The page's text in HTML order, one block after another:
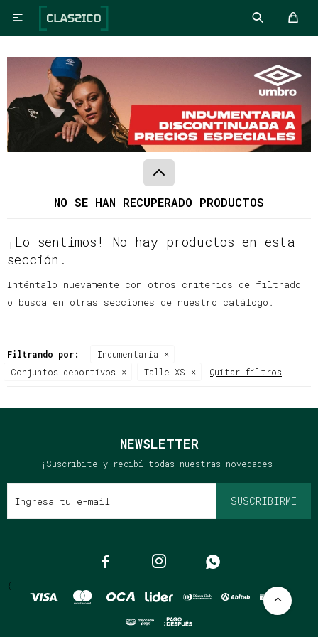

NO SE HAN RECUPERADO PRODUCTOS
¡Lo sentimos! No hay productos en esta
sección.
Inténtalo nuevamente con otros criterios de filtrado
o busca en otras secciones de nuestro catálogo.
Filtrando por:
Indumentaria
Conjuntos deportivos
Talle XS Quitar filtros
NEWSLETTER
¡Suscribite y recibí todas nuestras novedades!
SUSCRIBIRME
  
{